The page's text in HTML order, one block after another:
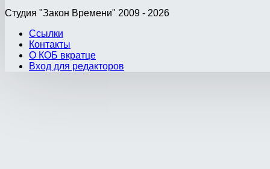
Студия "Закон Времени" 2009 - 2026
Ссылки
Контакты
О КОБ вкратце
Вход для редакторов